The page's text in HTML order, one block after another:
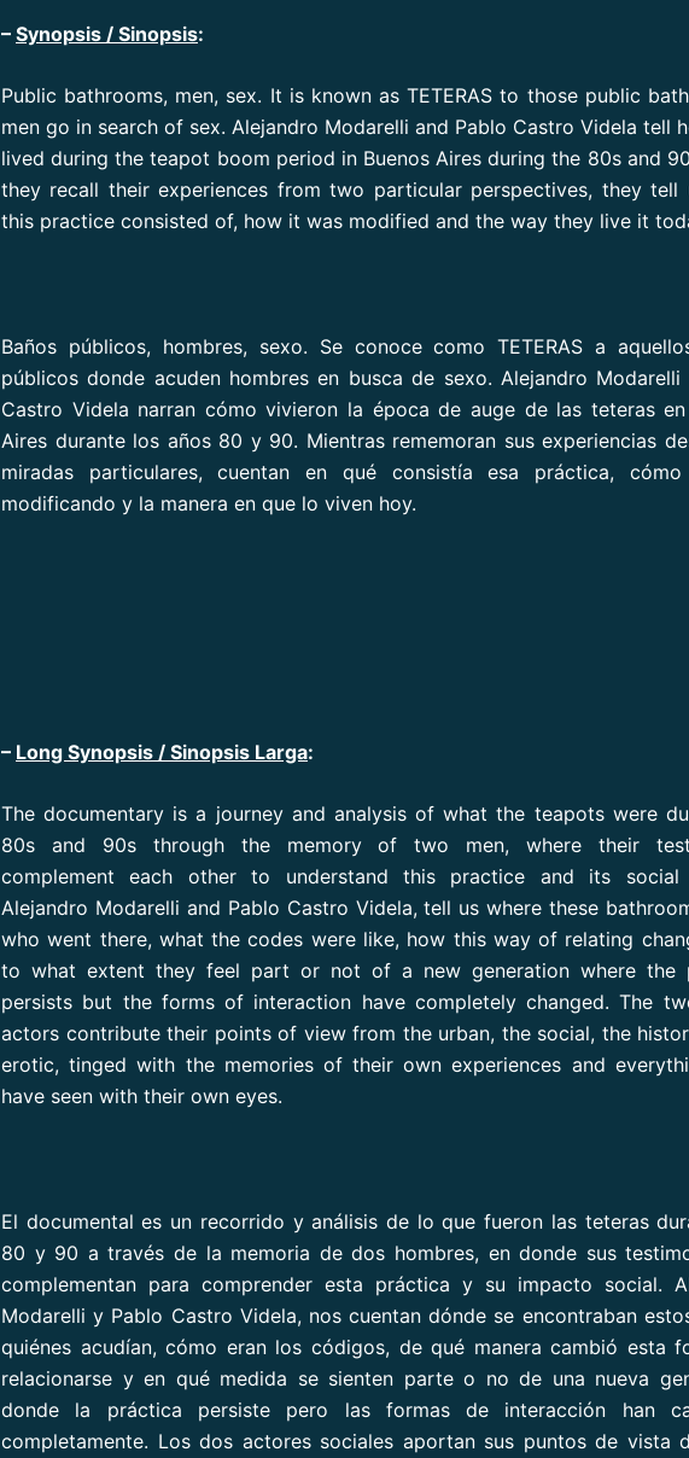
– Synopsis / Sinopsis:
Public bathrooms, men, sex. It is known as TETERAS to those public
men go in search of sex. Alejandro Modarelli and Pablo Castro Videla tell
lived during the teapot boom period in Buenos Aires during the 80s and
they recall their experiences from two particular perspectives, they tell
this practice consisted of, how it was modified and the way they live it
Baños públicos, hombres, sexo. Se conoce como TETERAS a
públicos donde acuden hombres en busca de sexo. Alejandro Modarelli
Castro Videla narran cómo vivieron la época de auge de las teteras en
Aires durante los años 80 y 90. Mientras rememoran sus experiencias
miradas particulares, cuentan en qué consistía esa práctica,
modificando y la manera en que lo viven hoy.
– Long Synopsis / Sinopsis Larga:
The documentary is a journey and analysis of what the teapots were
80s and 90s through the memory of two men, where their
complement each other to understand this practice and its social
Alejandro Modarelli and Pablo Castro Videla, tell us where these
who went there, what the codes were like, how this way of relating
to what extent they feel part or not of a new generation where the
persists but the forms of interaction have completely changed. The
actors contribute their points of view from the urban, the social, the
erotic, tinged with the memories of their own experiences and
have seen with their own eyes.
El documental es un recorrido y análisis de lo que fueron las teteras
80 y 90 a través de la memoria de dos hombres, en donde sus
complementan para comprender esta práctica y su impacto social.
Modarelli y Pablo Castro Videla, nos cuentan dónde se encontraban
quiénes acudían, cómo eran los códigos, de qué manera cambió esta
relacionarse y en qué medida se sienten parte o no de una nueva
donde la práctica persiste pero las formas de interacción han
completamente. Los dos actores sociales aportan sus puntos de vista